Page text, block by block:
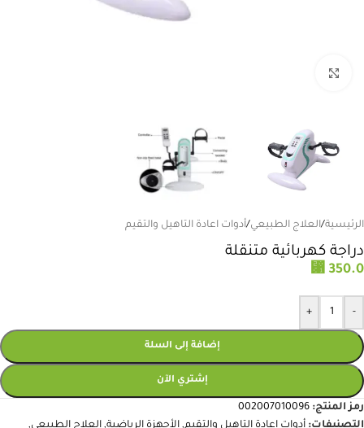
الرئيسية/العلاج الطبيعي/أدوات اعادة التاهيل والتقيم
دراجة كهربائية متنقلة
⃁ 350.0
-
+
إضافة إلى السلة
إشتري الآن
رمز المنتج: 002007010096